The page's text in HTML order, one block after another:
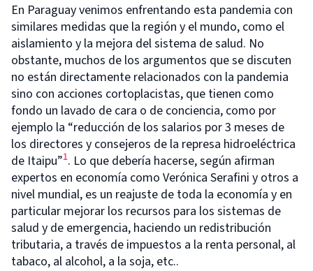
En Paraguay venimos enfrentando esta pandemia con
similares medidas que la región y el mundo, como el
aislamiento y la mejora del sistema de salud. No
obstante, muchos de los argumentos que se discuten
no están directamente relacionados con la pandemia
sino con acciones cortoplacistas, que tienen como
fondo un lavado de cara o de conciencia, como por
ejemplo la “reducción de los salarios por 3 meses de
los directores y consejeros de la represa hidroeléctrica
de Itaipu”1. Lo que debería hacerse, según afirman
expertos en economía como Verónica Serafini y otros a
nivel mundial, es un reajuste de toda la economía y en
particular mejorar los recursos para los sistemas de
salud y de emergencia, haciendo un redistribución
tributaria, a través de impuestos a la renta personal, al
tabaco, al alcohol, a la soja, etc..